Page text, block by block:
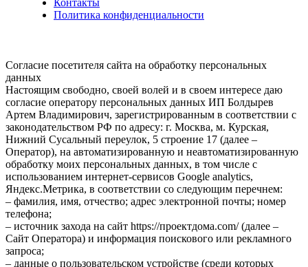
Контакты
Политика конфиденциальности
Согласие посетителя сайта на обработку персональных
данных
Настоящим свободно, своей волей и в своем интересе даю
согласие оператору персональных данных ИП Болдырев
Артем Владимирович, зарегистрированным в соответствии с
законодательством РФ по адресу: г. Москва, м. Курская,
Нижний Сусальный переулок, 5 строение 17 (далее –
Оператор), на автоматизированную и неавтоматизированную
обработку моих персональных данных, в том числе с
использованием интернет-сервисов Google analytics,
Яндекс.Метрика, в соответствии со следующим перечнем:
– фамилия, имя, отчество; адрес электронной почты; номер
телефона;
– источник захода на сайт https://проектдома.com/ (далее –
Сайт Оператора) и информация поискового или рекламного
запроса;
– данные о пользовательском устройстве (среди которых